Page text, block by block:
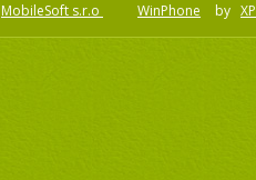
MobileSoft s.r.o WinPhone by